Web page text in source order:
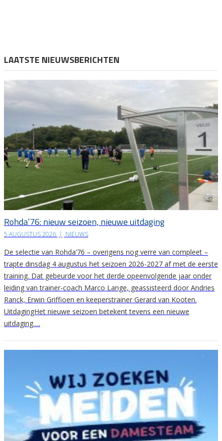
LAATSTE NIEUWSBERICHTEN
Rohda’76: nieuw seizoen, nieuwe uitdaging
5 AUGUSTUS 2026 | NIEUWS
De selectie van Rohda’76 – overigens nog verre van compleet –
trapte dinsdag 4 augustus het seizoen 2026-2027 af met de eerste
training. Dat gebeurde voor het derde opeenvolgende jaar onder
leiding van trainer-coach Marco Lange, geassisteerd door Andries
Ranck, Erwin Griffioen en keeperstrainer Gerard van Kooten.
UitdagingHet nieuwe seizoen betekent tevens een nieuwe
uitdaging….